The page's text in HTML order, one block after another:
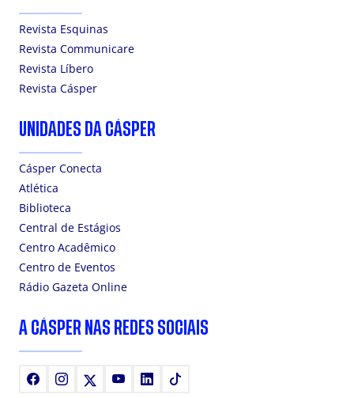
Revista Esquinas
Revista Communicare
Revista Líbero
Revista Cásper
UNIDADES DA CÁSPER
Cásper Conecta
Atlética
Biblioteca
Central de Estágios
Centro Acadêmico
Centro de Eventos
Rádio Gazeta Online
A CÁSPER NAS REDES SOCIAIS
FacebookInstagram YoutubeLinkedIn